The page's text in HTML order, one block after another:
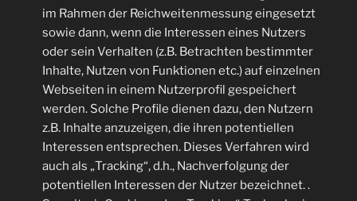
im Rahmen der Reichweitenmessung eingesetzt
sowie dann, wenn die Interessen eines Nutzers
oder sein Verhalten (z.B. Betrachten bestimmter
Inhalte, Nutzen von Funktionen etc.) auf einzelnen
Webseiten in einem Nutzerprofil gespeichert
werden. Solche Profile dienen dazu, den Nutzern
z.B. Inhalte anzuzeigen, die ihren potentiellen
Interessen entsprechen. Dieses Verfahren wird
auch als „Tracking“, d.h., Nachverfolgung der
potentiellen Interessen der Nutzer bezeichnet. .